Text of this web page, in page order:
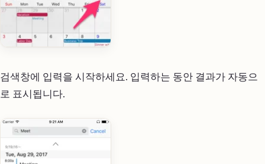
검색창에 입력을 시작하세요. 입력하는 동안 결과가 자동으
로 표시됩니다.